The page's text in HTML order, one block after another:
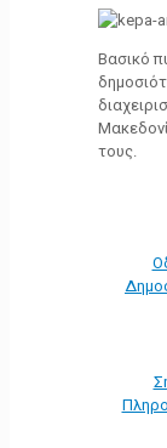
Βασικό
τους.